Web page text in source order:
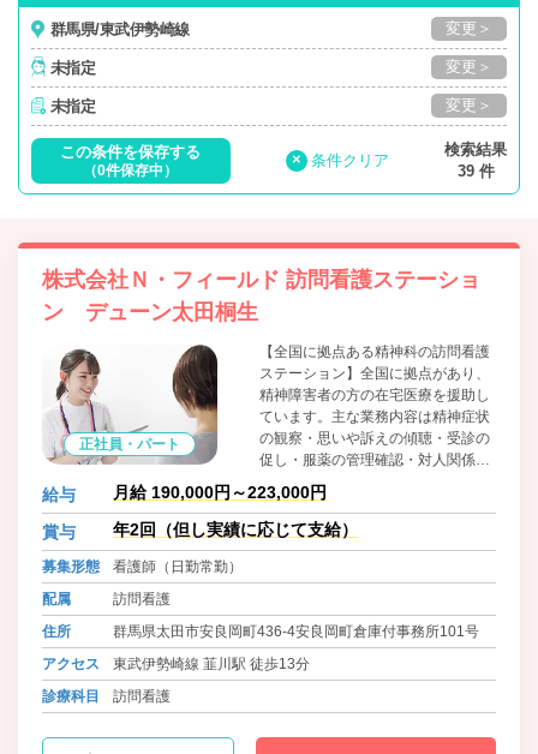
群馬県/東武伊勢崎線 変更＞
未指定 変更＞
未指定 変更＞
この条件を保存する
（0件保存中）
× 条件クリア
検索結果
39 件
株式会社Ｎ・フィールド 訪問看護ステーショ
ン デューン太田桐生
正社員・パート
【全国に拠点ある精神科の訪問看護
ステーション】全国に拠点があり、
精神障害者の方の在宅医療を援助し
ています。主な業務内容は精神症状
の観察・思いや訴えの傾聴・受診の
促し・服薬の管理確認・対人関係日
常生活の支援です。今後も全国に拠
点を増やしていき、看護師の管理者
の登用も積極的に行なって参りま
す。
給与 月給 190,000円～223,000円
賞与 年2回（但し実績に応じて支給）
募集形態
看護師（日勤常勤）
配属
訪問看護
住所
群馬県太田市安良岡町436-4安良岡町倉庫付事務所101号
アクセス
東武伊勢崎線 韮川駅 徒歩13分
診療科目
訪問看護